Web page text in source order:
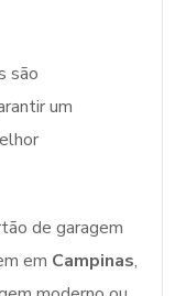
são
um
de garagem
em Campinas,